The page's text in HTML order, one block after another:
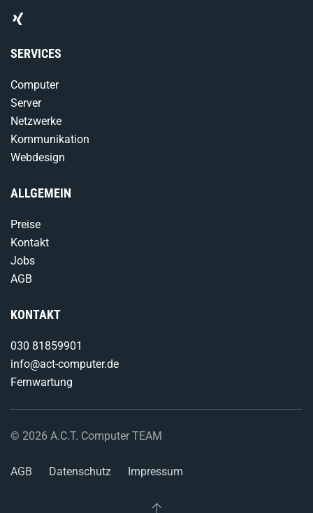
SERVICES
Computer
Server
Netzwerke
Kommunikation
Webdesign
ALLGEMEIN
Preise
Kontakt
Jobs
AGB
KONTAKT
030 81859901
info@act-computer.de
Fernwartung
© 2026 A.C.T. Computer TEAM
AGB Datenschutz Impressum